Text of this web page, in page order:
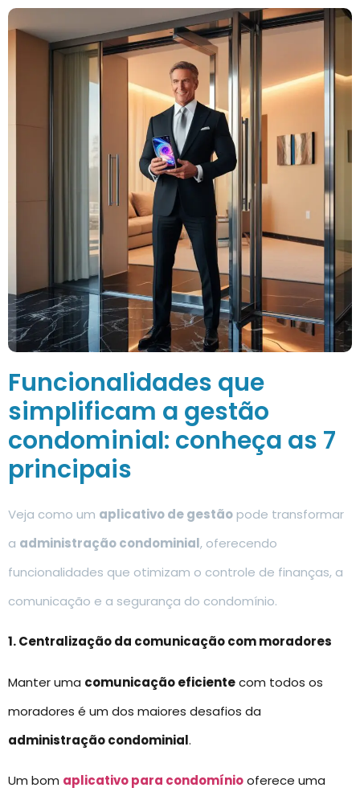
Funcionalidades que
simplificam a gestão
condominial: conheça as 7
principais
Veja como um aplicativo de gestãopode transformar
a administração condominial, oferecendo
funcionalidades que otimizam o controle de finanças, a
comunicação e a segurança do condomínio.
1. Centralização da comunicação com moradores
Manter uma comunicação eficientecom todos os
moradores é um dos maiores desafios da
administração condominial.
Um bom aplicativo para condomíniooferece uma